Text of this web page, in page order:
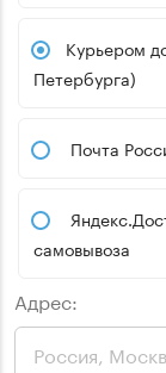
Курьером до двери (для
Петербурга)
Почта
самовывоза
Адрес: